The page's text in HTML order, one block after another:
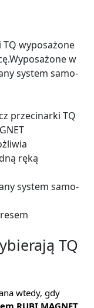
wyposażone
w
system samo-
przecinarki TQ
ręką
system samo-
TQ
wtedy, gdy
RUBI MAGNET